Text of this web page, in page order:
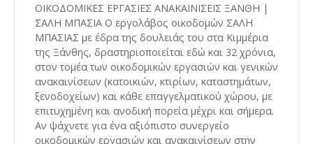
ΟΙΚΟΔΟΜΙΚΕΣ ΕΡΓΑΣΙΕΣ ΑΝΑΚΑΙΝΙΣΕΙΣ ΞΑΝΘΗ |
ΣΑΛΗ ΜΠΑΣΙΑ Ο εργολάβος οικοδομών ΣΑΛΗ
ΜΠΑΣΙΑΣ με έδρα της δουλειάς του στα Κιμμέρια
της Ξάνθης, δραστηριοποιείται εδώ και 32 χρόνια,
στον τομέα των οικοδομικών εργασιών και γενικών
ανακαινίσεων (κατοικιών, κτιρίων, καταστημάτων,
ξενοδοχείων) και κάθε επαγγελματικού χώρου, με
επιτυχημένη και ανοδική πορεία μέχρι και σήμερα.
Αν ψάχνετε για ένα αξιόπιστο συνεργείο
οικοδομικών εργασιών και ανακαινίσεων στην